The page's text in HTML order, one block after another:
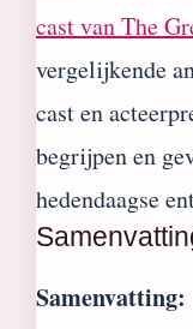
cast van The
vergelijkende
cast en
begrijpen en
hedendaagse
Samenvatting: